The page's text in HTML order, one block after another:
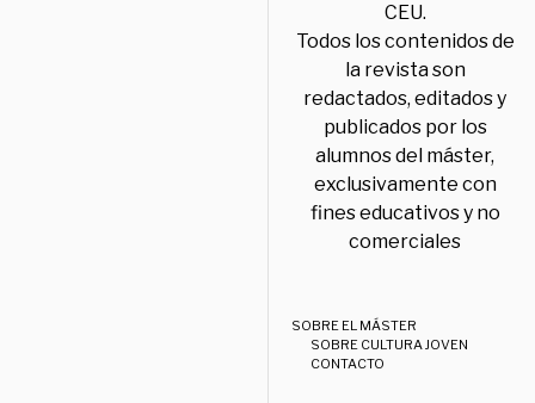
CEU.
Todos los contenidos de
la revista son
redactados, editados y
publicados por los
alumnos del máster,
exclusivamente con
fines educativos y no
comerciales
SOBRE EL MÁSTER
SOBRE CULTURA JOVEN
CONTACTO